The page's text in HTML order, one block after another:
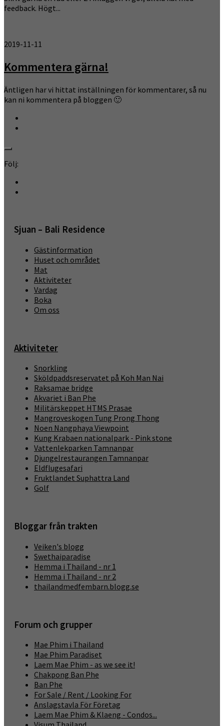
feedback. Högt...
2019-11-11
Kommentera gärna!
Äntligen har vi hittat inställningen för kommentarer, så nu
kan ni kommentera på bloggen 🙂
Följ:
Sjuan – Bali Residence
Gästinformation
Huset och området
Mat
Aktiviteter
Vardag
Boka
Om oss
Aktiviteter
Snorkling
Sköldpaddsreservatet på Koh Man Nai
Raksamae bridge
Akvariet i Ban Phe
Militärskeppet HTMS Prasae
Mangroveskogen Tung Prong Thong
Noen Nangphaya Viewpoint
Kung Krabaen nationalpark - Pink stone
Vattenlekparken Tamnanpar
Djungelrestaurangen Tamnanpar
Eldflugesafari
Fruktlandet Suphattra Land
Golf
Bloggar från trakten
Veiken's blogg
Swethaiparadise
Hemma i Thailand - nr 1
Hemma i Thailand - nr 2
thailandmedfembarn.blogg.se
Forum och grupper
Mae Phim i Thailand
Mae Phim Paradiset
Laem Mae Phim - as we see it!
Chakpong Ban Phe
Ban Phe
For Sale / Rent / Looking For
Anslagstavla För Företag
Laem Mae Phim & Klaeng - Condos...